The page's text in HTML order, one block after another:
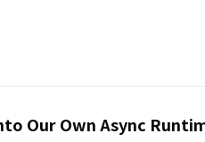
Our Own Async